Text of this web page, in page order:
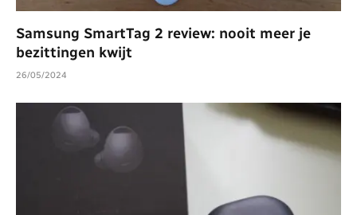
Samsung SmartTag 2 review: nooit meer je
bezittingen kwijt
26/05/2024